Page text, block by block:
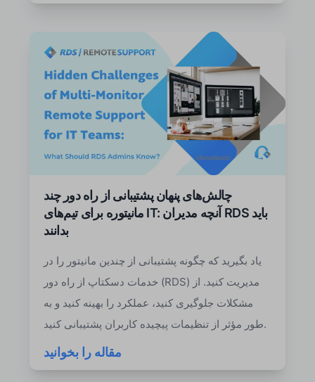
چالش‌های پنهان پشتیبانی از راه دور چند
مانیتوره برای تیم‌های IT: آنچه مدیران RDS باید
بدانند
یاد بگیرید که چگونه پشتیبانی از چندین مانیتور را در
خدمات دسکتاپ از راه دور (RDS) مدیریت کنید. از
مشکلات جلوگیری کنید، عملکرد را بهینه کنید و به
طور مؤثر از تنظیمات پیچیده کاربران پشتیبانی کنید.
مقاله را بخوانید